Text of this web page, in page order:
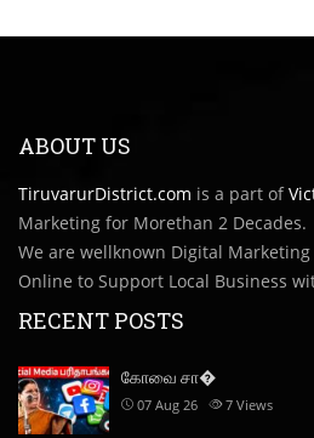
ABOUT US
TiruvarurDistrict.com is a part of
Marketing for Morethan 2 Decades.
We are wellknown Digital
Online to Support Local Business
RECENT POSTS
கோவை சா�
07 Aug 26 7 Views